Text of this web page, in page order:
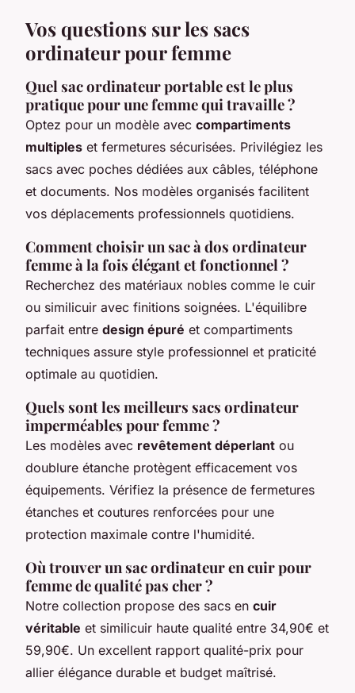
Vos questions sur les sacs
ordinateur pour femme
Quel sac ordinateur portable est le plus
pratique pour une femme qui travaille ?
Optez pour un modèle avec compartiments
multiples et fermetures sécurisées. Privilégiez les
sacs avec poches dédiées aux câbles, téléphone
et documents. Nos modèles organisés facilitent
vos déplacements professionnels quotidiens.
Comment choisir un sac à dos ordinateur
femme à la fois élégant et fonctionnel ?
Recherchez des matériaux nobles comme le cuir
ou similicuir avec finitions soignées. L'équilibre
parfait entre design épuré et compartiments
techniques assure style professionnel et praticité
optimale au quotidien.
Quels sont les meilleurs sacs ordinateur
imperméables pour femme ?
Les modèles avec revêtement déperlant ou
doublure étanche protègent efficacement vos
équipements. Vérifiez la présence de fermetures
étanches et coutures renforcées pour une
protection maximale contre l'humidité.
Où trouver un sac ordinateur en cuir pour
femme de qualité pas cher ?
Notre collection propose des sacs en cuir
véritable et similicuir haute qualité entre 34,90€ et
59,90€. Un excellent rapport qualité-prix pour
allier élégance durable et budget maîtrisé.